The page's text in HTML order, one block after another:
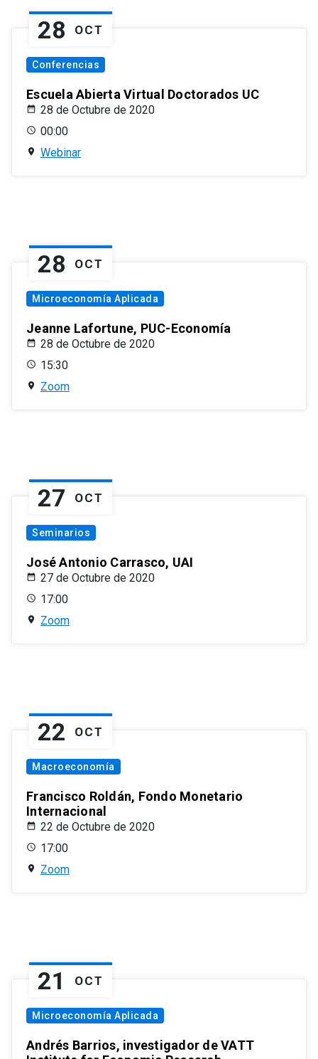
28 OCT
Conferencias
Escuela Abierta Virtual Doctorados UC
28 de Octubre de 2020
00:00
Webinar
28 OCT
Microeconomía Aplicada
Jeanne Lafortune, PUC-Economía
28 de Octubre de 2020
15:30
Zoom
27 OCT
Seminarios
José Antonio Carrasco, UAI
27 de Octubre de 2020
17:00
Zoom
22 OCT
Macroeconomía
Francisco Roldán, Fondo Monetario
Internacional
22 de Octubre de 2020
17:00
Zoom
21 OCT
Microeconomía Aplicada
Andrés Barrios, investigador de VATT